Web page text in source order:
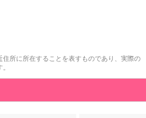
所に所在することを表すものであり、実際の